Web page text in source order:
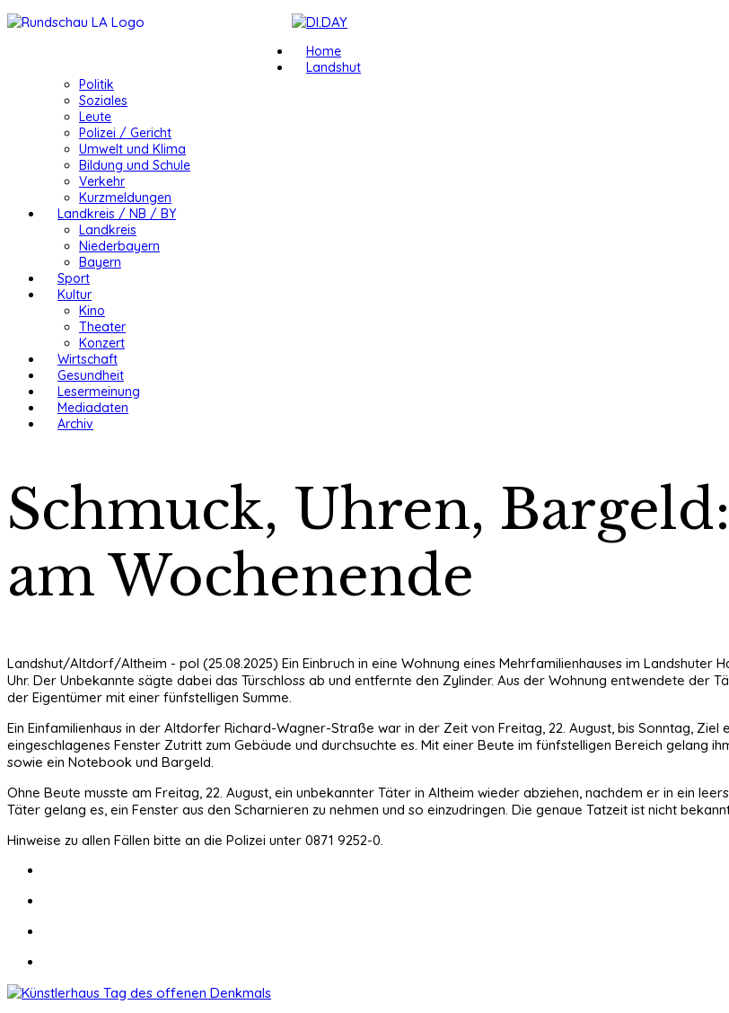
Home
Landshut
Politik
Soziales
Leute
Polizei / Gericht
Umwelt und Klima
Bildung und Schule
Verkehr
Kurzmeldungen
Landkreis / NB / BY
Landkreis
Niederbayern
Bayern
Sport
Kultur
Kino
Theater
Konzert
Wirtschaft
Gesundheit
Lesermeinung
Mediadaten
Archiv
Schmuck, Uhren,
am Wochenende
Landshut/Altdorf/Altheim - pol (25.08.2025) Ein Einbruch in eine Wohnung eines Mehrfamilienhauses im Landshuter
Uhr. Der Unbekannte sägte dabei das Türschloss ab und entfernte den Zylinder. Aus der Wohnung entwendete der
der Eigentümer mit einer fünfstelligen Summe.
Ein Einfamilienhaus in der Altdorfer Richard-Wagner-Straße war in der Zeit von Freitag, 22. August, bis Sonntag,
eingeschlagenes Fenster Zutritt zum Gebäude und durchsuchte es. Mit einer Beute im fünfstelligen Bereich gelang
sowie ein Notebook und Bargeld.
Ohne Beute musste am Freitag, 22. August, ein unbekannter Täter in Altheim wieder abziehen, nachdem er in ein
Täter gelang es, ein Fenster aus den Scharnieren zu nehmen und so einzudringen. Die genaue Tatzeit ist nicht
Hinweise zu allen Fällen bitte an die Polizei unter 0871 9252-0.